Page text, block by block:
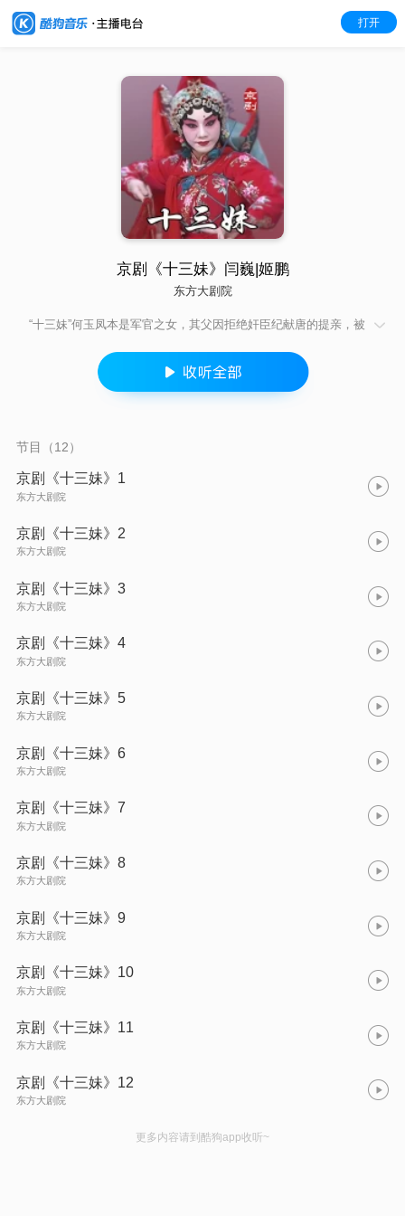
打开
京剧《十三妹》闫巍|姬鹏
东方大剧院
“十三妹”何玉凤本是军官之女，其父因拒绝奸臣纪献唐的提亲，被
伺机复仇。一日，她遇见携重金前往淮阳救父的书生安骥，因同
情安骥与自己有相同的遭遇而暗中保护他。随后，何玉凤跟随安
骥到能仁寺，发现寺内恶僧欲加害安骥和张金凤一家人，她便出
节目（12）
京剧《十三妹》1
东方大剧院
京剧《十三妹》2
东方大剧院
京剧《十三妹》3
东方大剧院
京剧《十三妹》4
东方大剧院
京剧《十三妹》5
东方大剧院
京剧《十三妹》6
东方大剧院
京剧《十三妹》7
东方大剧院
京剧《十三妹》8
东方大剧院
京剧《十三妹》9
东方大剧院
京剧《十三妹》10
东方大剧院
京剧《十三妹》11
东方大剧院
京剧《十三妹》12
东方大剧院
更多内容请到酷狗app收听~